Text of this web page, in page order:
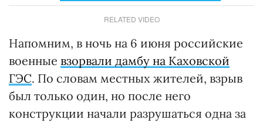
RELATED VIDEO
Напомним, в ночь на 6 июня российские
военные взорвали дамбу на Каховской
ГЭС. По словам местных жителей, взрыв
был только один, но после него
конструкции начали разрушаться одна за